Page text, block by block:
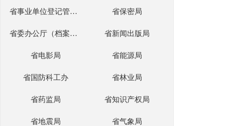
省事业单位登记管理部门 省保密局
省委办公厅（档案局） 省新闻出版局
省电影局 省能源局
省国防科工办 省林业局
省药监局 省知识产权局
省地震局 省气象局